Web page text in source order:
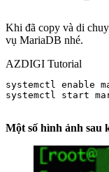
Khi đã copy và di
vụ MariaDB nhé.
AZDIGI Tutorial
systemctl enable
systemctl start
Một số hình ảnh sau